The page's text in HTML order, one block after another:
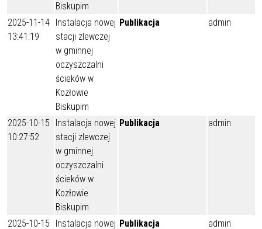
Biskupim
2025-11-14
13:41:19
Instalacja nowej
stacji zlewczej
w gminnej
oczyszczalni
ścieków w
Kozłowie
Biskupim
Publikacja admin
2025-10-15
10:27:52
Instalacja nowej
stacji zlewczej
w gminnej
oczyszczalni
ścieków w
Kozłowie
Biskupim
Publikacja admin
2025-10-15
Instalacja nowej Publikacja admin